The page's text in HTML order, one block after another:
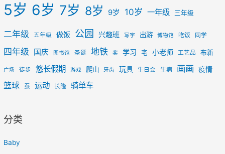
5岁 6岁 7岁 8岁 9岁 10岁 一年级 三年级
二年级 五年级 做饭 公园 兴趣班 写字 出游 博物馆 吃饭 同学
四年级 国庆 图书馆 圣诞 地铁 奖 学习 宅 小老师 工艺品 布新
广场 徒步 悠长假期 游戏 爬山 牙齿 玩具 生日会 生病 画画 疫情
篮球 蚕 运动 长隆 骑单车
分类
Baby